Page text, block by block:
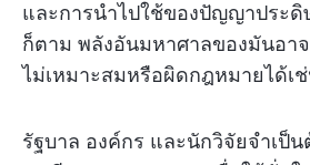
และการนำไปใช้ของปัญญาประดิ
ก็ตาม พลังอันมหาศาลของมันอา
ไม่เหมาะสมหรือผิดกฎหมายได้เ
รัฐบาล องค์กร และนักวิจัยจำเป็